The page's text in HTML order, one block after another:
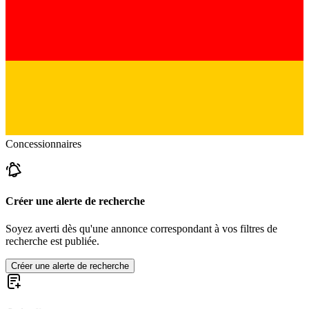
Concessionnaires
Créer une alerte de recherche
Soyez averti dès qu'une annonce correspondant à vos filtres de
recherche est publiée.
Créer une alerte de recherche